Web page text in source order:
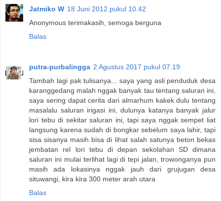
Jatmiko W 18 Juni 2012 pukul 10.42
Anonymous terimakasih, semoga berguna
Balas
putra-purbalingga 2 Agustus 2017 pukul 07.19
Tambah lagi pak tulisanya... saya yang asli penduduk desa
karanggedang malah nggak banyak tau tentang saluran ini,
saya sering dapat cerita dari almarhum kakek dulu tentang
masalalu saluran irigasi ini, dulunya katanya banyak jalur
lori tebu di sekitar saluran ini, tapi saya nggak sempet liat
langsung karena sudah di bongkar sebelum saya lahir, tapi
sisa sisanya masih bisa di lihat salah satunya beton bekas
jembatan rel lori tebu di depan sekolahan SD dimana
saluran ini mulai terlihat lagi di tepi jalan, trowonganya pun
masih ada lokasinya nggak jauh dari grujugan desa
situwangi, kira kira 300 meter arah utara
Balas